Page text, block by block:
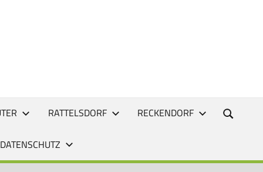
RATTELSDORF RECKENDORF